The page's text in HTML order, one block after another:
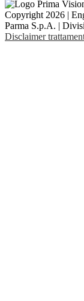
Copyright 2026 |
Parma S.p.A. |
Disclaimer